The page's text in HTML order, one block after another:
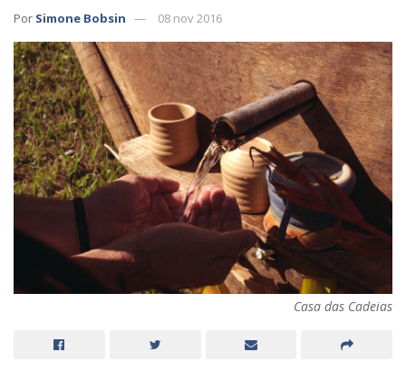
Por Simone Bobsin 08 nov 2016
Casa das Cadeias